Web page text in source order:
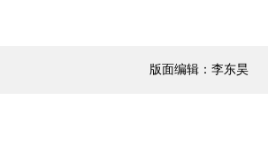
版面编辑：李东昊